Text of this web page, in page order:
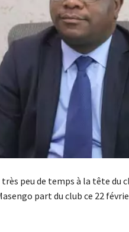
peu de temps à la tête du
part du club ce 22